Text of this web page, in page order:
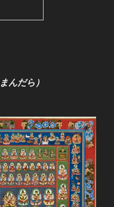
んだら）